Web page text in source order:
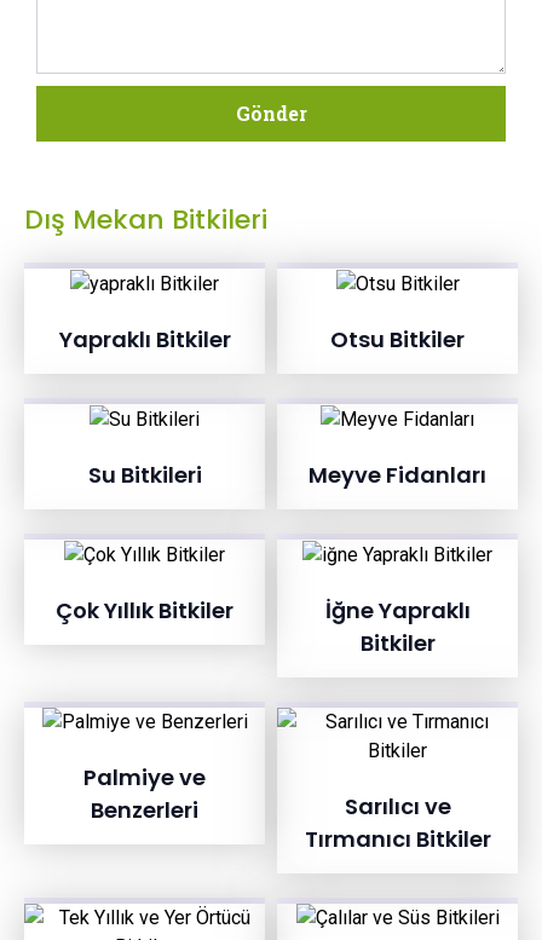
Gönder
Dış Mekan Bitkileri
Yapraklı Bitkiler Otsu Bitkiler
Su Bitkileri Meyve Fidanları
Çok Yıllık Bitkiler
İğne Yapraklı
Bitkiler
Palmiye ve
Benzerleri
Sarılıcı ve
Tırmanıcı Bitkiler